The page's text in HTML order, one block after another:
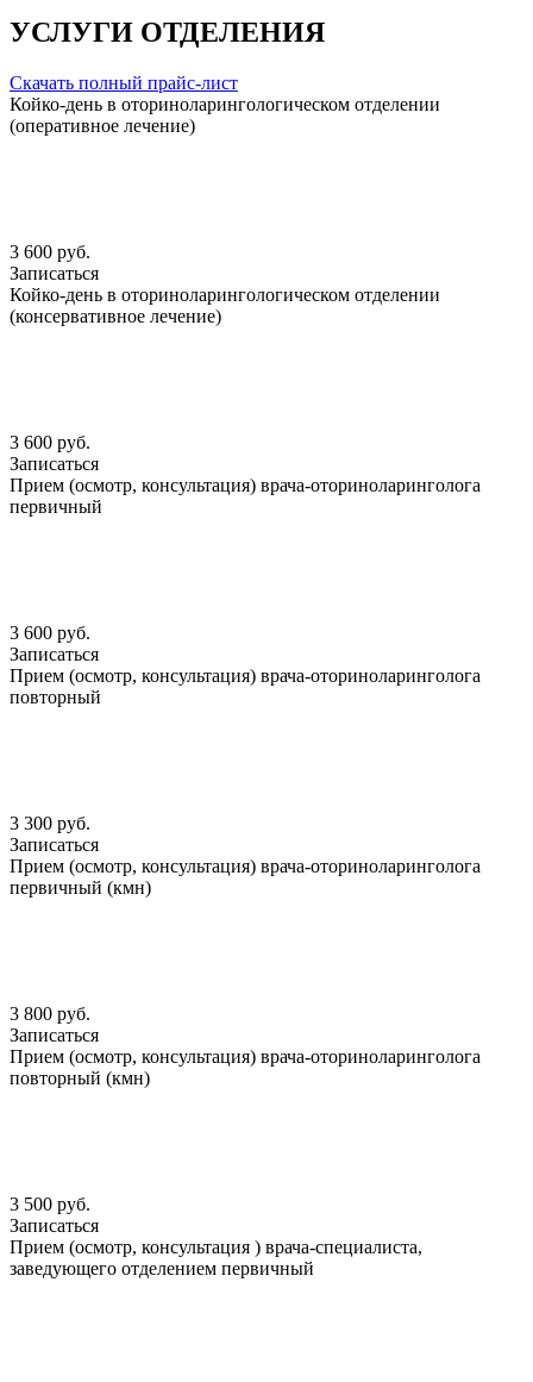
УСЛУГИ ОТДЕЛЕНИЯ
Скачать полный прайс-лист
Койко-день в оториноларингологическом отделении
(оперативное лечение)
3 600 руб.
Записаться
Койко-день в оториноларингологическом отделении
(консервативное лечение)
3 600 руб.
Записаться
Прием (осмотр, консультация) врача-оториноларинголога
первичный
3 600 руб.
Записаться
Прием (осмотр, консультация) врача-оториноларинголога
повторный
3 300 руб.
Записаться
Прием (осмотр, консультация) врача-оториноларинголога
первичный (кмн)
3 800 руб.
Записаться
Прием (осмотр, консультация) врача-оториноларинголога
повторный (кмн)
3 500 руб.
Записаться
Прием (осмотр, консультация ) врача-специалиста,
заведующего отделением первичный